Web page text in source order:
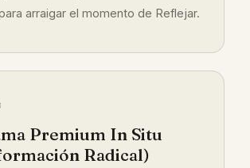
arraigar el momento de Reflejar.
Premium In Situ
Radical)